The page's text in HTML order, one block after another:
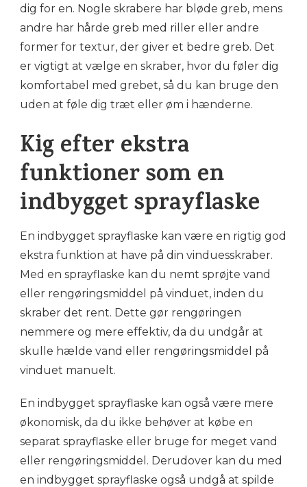
dig for en. Nogle skrabere har bløde greb, mens
andre har hårde greb med riller eller andre
former for textur, der giver et bedre greb. Det
er vigtigt at vælge en skraber, hvor du føler dig
komfortabel med grebet, så du kan bruge den
uden at føle dig træt eller øm i hænderne.
Kig efter ekstra
funktioner som en
indbygget sprayflaske
En indbygget sprayflaske kan være en rigtig god
ekstra funktion at have på din vinduesskraber.
Med en sprayflaske kan du nemt sprøjte vand
eller rengøringsmiddel på vinduet, inden du
skraber det rent. Dette gør rengøringen
nemmere og mere effektiv, da du undgår at
skulle hælde vand eller rengøringsmiddel på
vinduet manuelt.
En indbygget sprayflaske kan også være mere
økonomisk, da du ikke behøver at købe en
separat sprayflaske eller bruge for meget vand
eller rengøringsmiddel. Derudover kan du med
en indbygget sprayflaske også undgå at spilde